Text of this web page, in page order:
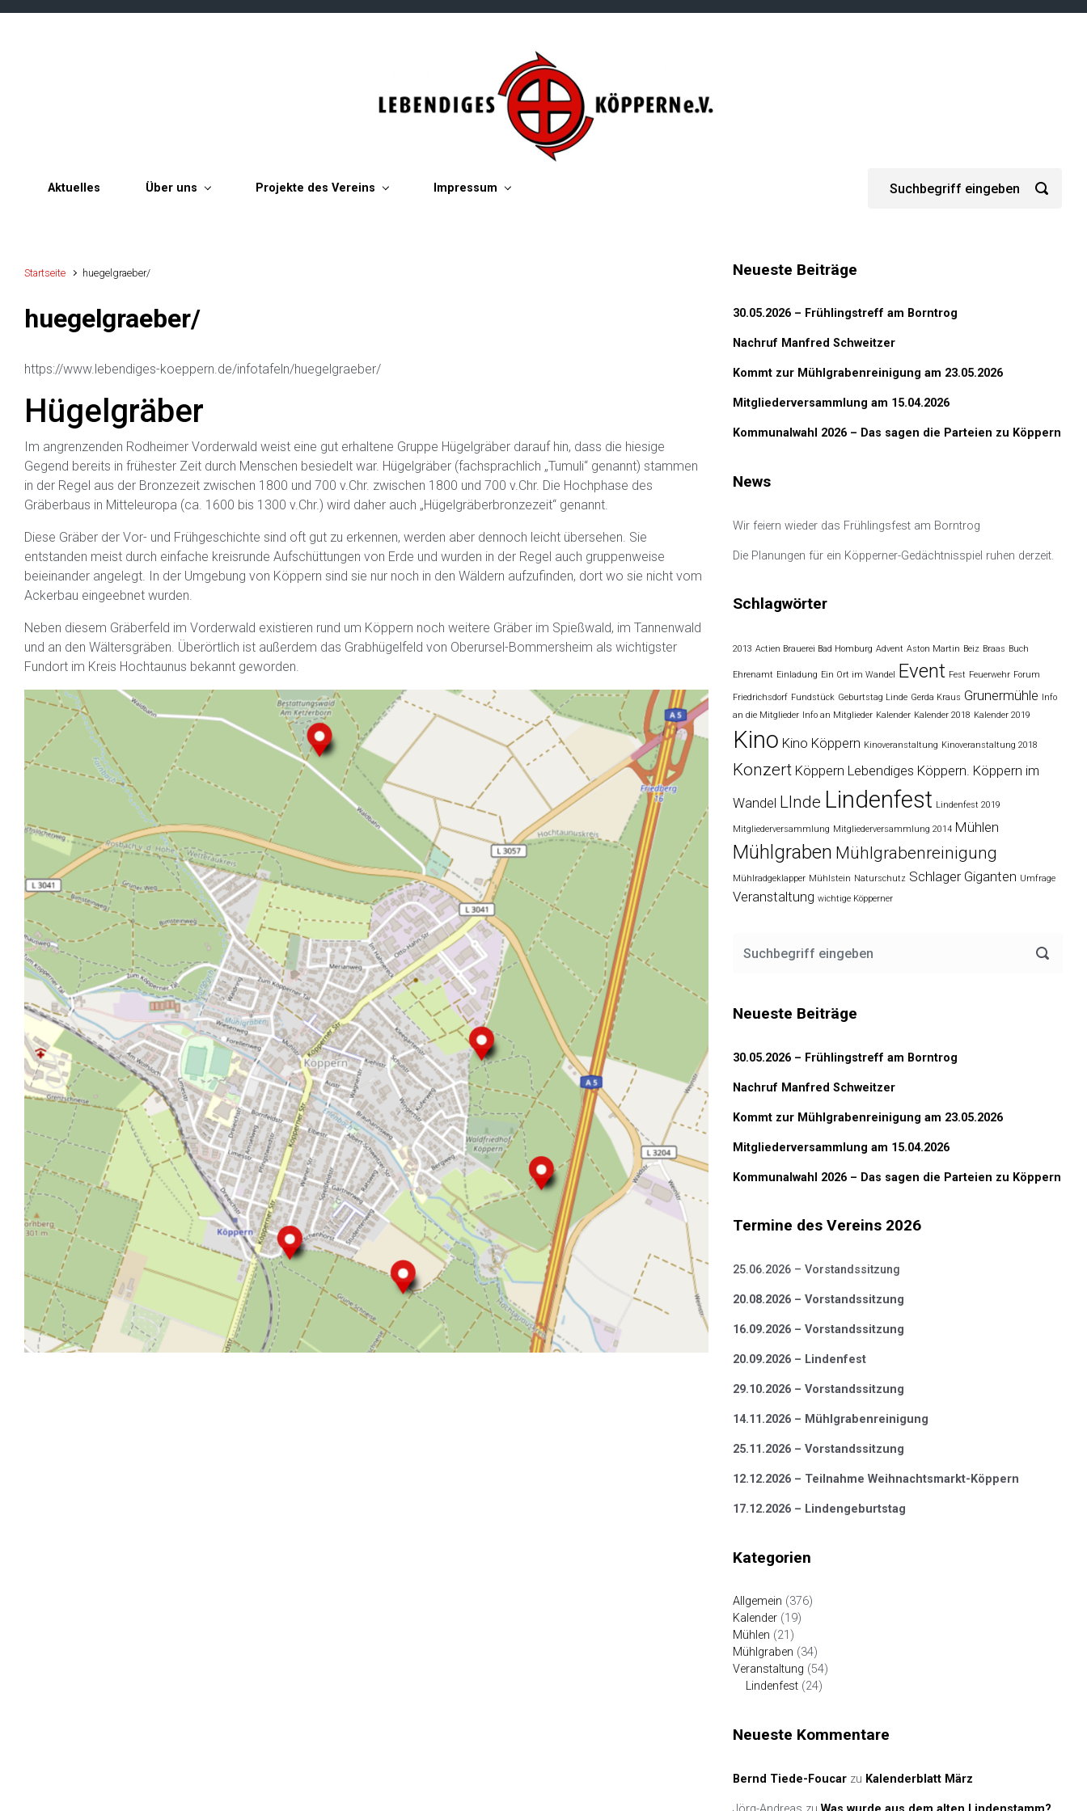
Zum Hauptinhalt springen
Aktuelles Über uns Projekte des Vereins Impressum
Startseite huegelgraeber/
huegelgraeber/
https://www.lebendiges-koeppern.de/infotafeln/huegelgraeber/
Hügelgräber
Im angrenzenden Rodheimer Vorderwald weist eine gut erhaltene Gruppe Hügelgräber darauf hin, dass die hiesige
Gegend bereits in frühester Zeit durch Menschen besiedelt war. Hügelgräber (fachsprachlich „Tumuli“ genannt) stammen
in der Regel aus der Bronzezeit zwischen 1800 und 700 v.Chr. zwischen 1800 und 700 v.Chr. Die Hochphase des
Gräberbaus in Mitteleuropa (ca. 1600 bis 1300 v.Chr.) wird daher auch „Hügelgräberbronzezeit“ genannt.
Diese Gräber der Vor- und Frühgeschichte sind oft gut zu erkennen, werden aber dennoch leicht übersehen. Sie
entstanden meist durch einfache kreisrunde Aufschüttungen von Erde und wurden in der Regel auch gruppenweise
beieinander angelegt. In der Umgebung von Köppern sind sie nur noch in den Wäldern aufzufinden, dort wo sie nicht vom
Ackerbau eingeebnet wurden.
Neben diesem Gräberfeld im Vorderwald existieren rund um Köppern noch weitere Gräber im Spießwald, im Tannenwald
und an den Wältersgräben. Überörtlich ist außerdem das Grabhügelfeld von Oberursel-Bommersheim als wichtigster
Fundort im Kreis Hochtaunus bekannt geworden.
Neueste Beiträge
30.05.2026 – Frühlingstreff am Borntrog
Nachruf Manfred Schweitzer
Kommt zur Mühlgrabenreinigung am 23.05.2026
Mitgliederversammlung am 15.04.2026
Kommunalwahl 2026 – Das sagen die Parteien zu Köppern
News
Wir feiern wieder das Frühlingsfest am Borntrog
Die Planungen für ein Köpperner-Gedächtnisspiel ruhen derzeit.
Schlagwörter
2013 Actien Brauerei Bad Homburg Advent Aston Martin Beiz Braas Buch
Ehrenamt Einladung Ein Ort im Wandel Event Fest Feuerwehr Forum
Friedrichsdorf Fundstück Geburtstag Linde Gerda Kraus Grunermühle
Info
an die Mitglieder
Info an Mitglieder Kalender Kalender 2018 Kalender 2019
Kino Kino Köppern Kinoveranstaltung Kinoveranstaltung 2018
Konzert Köppern Lebendiges Köppern. Köppern im
Wandel LInde Lindenfest Lindenfest 2019
Mitgliederversammlung Mitgliederversammlung 2014 Mühlen
Mühlgraben Mühlgrabenreinigung
Mühlradgeklapper Mühlstein Naturschutz Schlager Giganten Umfrage
Veranstaltung wichtige Köpperner
Neueste Beiträge
30.05.2026 – Frühlingstreff am Borntrog
Nachruf Manfred Schweitzer
Kommt zur Mühlgrabenreinigung am 23.05.2026
Mitgliederversammlung am 15.04.2026
Kommunalwahl 2026 – Das sagen die Parteien zu Köppern
Termine des Vereins 2026
25.06.2026 – Vorstandssitzung
20.08.2026 – Vorstandssitzung
16.09.2026 – Vorstandssitzung
20.09.2026 – Lindenfest
29.10.2026 – Vorstandssitzung
14.11.2026 – Mühlgrabenreinigung
25.11.2026 – Vorstandssitzung
12.12.2026 – Teilnahme Weihnachtsmarkt-Köppern
17.12.2026 – Lindengeburtstag
Kategorien
Allgemein (376)
Kalender (19)
Mühlen (21)
Mühlgraben (34)
Veranstaltung (54)
Lindenfest (24)
Neueste Kommentare
Bernd Tiede-Foucar zu Kalenderblatt März